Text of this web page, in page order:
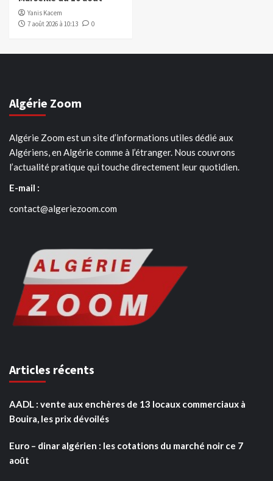
Yanis Kacem
7 août 2026 à 10:13
0
Algérie Zoom
Algérie Zoom est un site d’informations utiles dédié aux
Algériens, en Algérie comme à l’étranger. Nous couvrons
l’actualité pratique qui touche directement leur quotidien.
E-mail :
contact@algeriezoom.com
Articles récents
AADL : vente aux enchères de 13 locaux commerciaux à
Bouira, les prix dévoilés
Euro – dinar algérien : les cotations du marché noir ce 7
août